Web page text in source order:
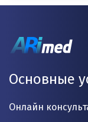
Основные
Онлайн